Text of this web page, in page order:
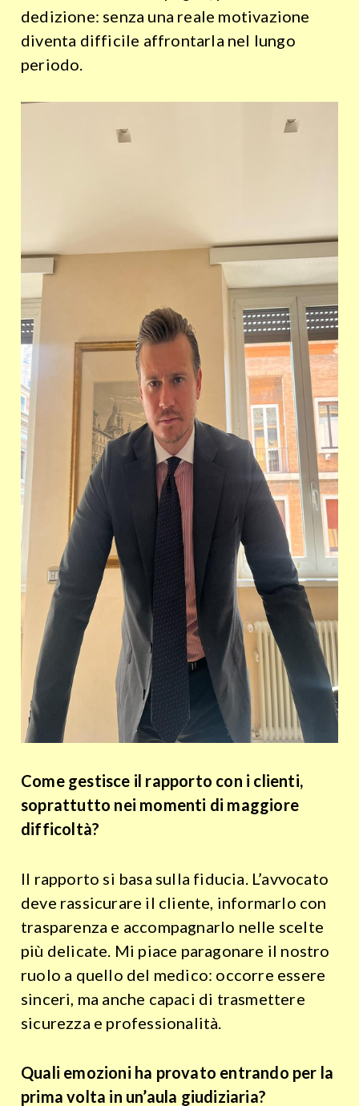
dedizione: senza una reale motivazione
diventa difficile affrontarla nel lungo
periodo.
Come gestisce il rapporto con i clienti,
soprattutto nei momenti di maggiore
difficoltà?
Il rapporto si basa sulla fiducia. L’avvocato
deve rassicurare il cliente, informarlo con
trasparenza e accompagnarlo nelle scelte
più delicate. Mi piace paragonare il nostro
ruolo a quello del medico: occorre essere
sinceri, ma anche capaci di trasmettere
sicurezza e professionalità.
Quali emozioni ha provato entrando per la
prima volta in un’aula giudiziaria?